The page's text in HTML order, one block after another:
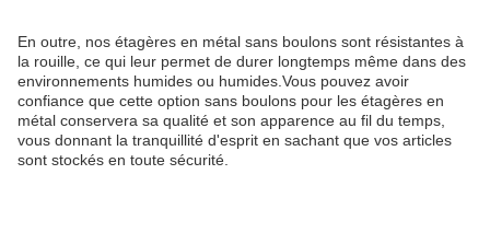
En outre, nos étagères en métal sans boulons sont résistantes à
la rouille, ce qui leur permet de durer longtemps même dans des
environnements humides ou humides. Vous pouvez avoir
confiance que cette option sans boulons pour les étagères en
métal conservera sa qualité et son apparence au fil du temps,
vous donnant la tranquillité d'esprit en sachant que vos articles
sont stockés en toute sécurité.